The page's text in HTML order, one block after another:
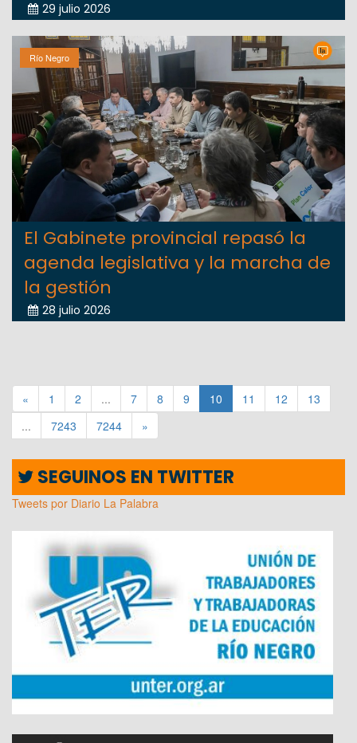
29 julio 2026
Río Negro
El Gabinete provincial repasó la
agenda legislativa y la marcha de
la gestión
28 julio 2026
« 1 2 ... 7 8 9 10 11 12
13
...
7243 7244 »
SEGUINOS EN TWITTER
Tweets por Diario La Palabra